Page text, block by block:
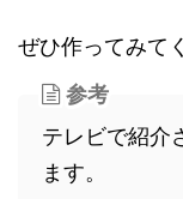
ぜひ作ってみて
参考
テレビで紹介
ます。